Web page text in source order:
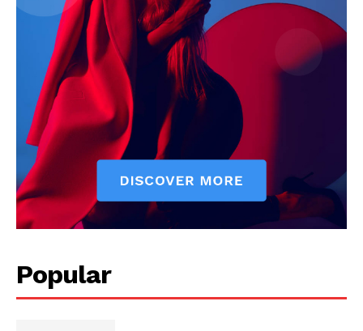
Popular